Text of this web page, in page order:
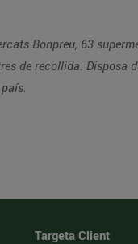
Bonpreu, 63
de recollida.
Targeta Client